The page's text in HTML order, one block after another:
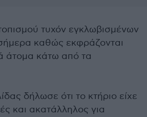
τυχόν εγκλωβισμένων
σήμερα καθώς εκφράζονται
άτομα κάτω από τα
δήλωσε ότι το κτήριο είχε
και ακατάλληλος για